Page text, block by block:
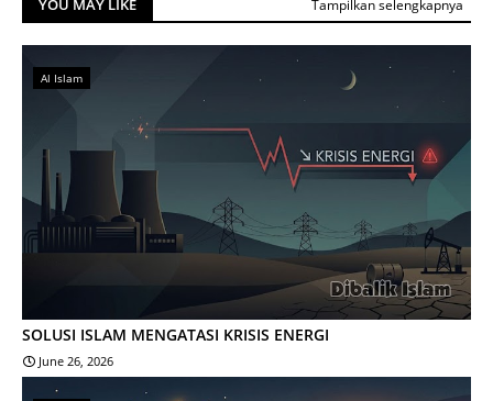
YOU MAY LIKE Tampilkan selengkapnya
Al Islam
SOLUSI ISLAM MENGATASI KRISIS ENERGI
June 26, 2026